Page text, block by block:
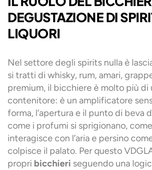
DEGUSTAZIONE DI
LIQUORI
Nel settore degli spirits nulla è
si tratti di whisky, rum, amari,
premium, il bicchiere è molto più di
contenitore: è un amplificatore
forma, l’apertura e il punto di beva
come i profumi si sprigionano,
interagisce con l’aria e persino
colpisce il palato. Per questo
propri bicchieri seguendo una